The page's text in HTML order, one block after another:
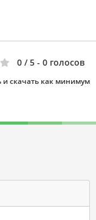
0 / 5 - 0 голосов
и скачать как минимум